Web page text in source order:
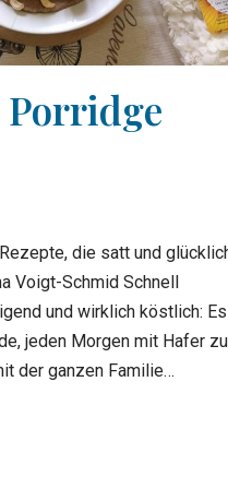
Porridge
die satt und
Voigt-Schmid Schnell
und wirklich köstlich: Es
jeden Morgen mit Hafer zu
der ganzen Familie…